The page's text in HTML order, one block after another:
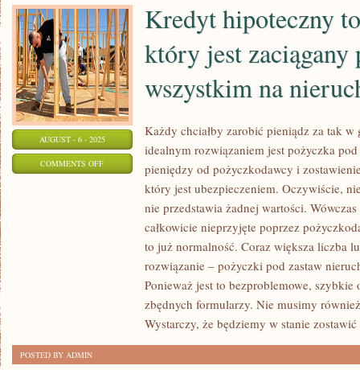
W
PORZE
WAKACYJNEJ
AUGUST - 6 - 2025
COMMENTS OFFON
HIPOTECZNY
ZACIĄGANY
PRZEDE
WSZYSTKIM
Kredyt hipoteczny
który jest zaciągany
wszystkim na
Każdy chciałby zarobić pieniądz za tak
idealnym rozwiązaniem jest pożyczka
pieniędzy od pożyczkodawcy i
który jest ubezpieczeniem. Oczywiście,
nie przedstawia żadnej wartości.
całkowicie nieprzyjęte poprzez
to już normalność. Coraz większa liczba
rozwiązanie – pożyczki pod zastaw
Ponieważ jest to bezproblemowe, szybkie
zbędnych formularzy. Nie musimy
Wystarczy, że będziemy w stanie zostawić
POSTED BY ADMIN